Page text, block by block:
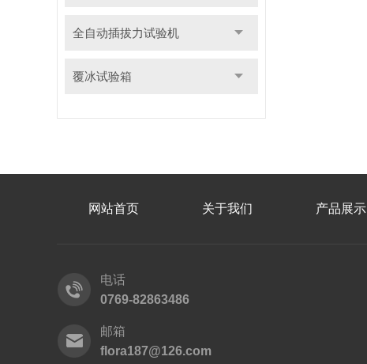
全自动插拔力试验机
覆冰试验箱
网站首页 关于我们 产品展示
电话
0769-82863486
邮箱
flora187@126.com